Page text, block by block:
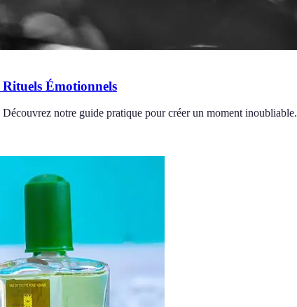
Émotionnels
notre guide pratique pour créer un moment inoubliable.